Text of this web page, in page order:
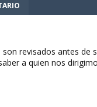
revisados antes de
a quien nos